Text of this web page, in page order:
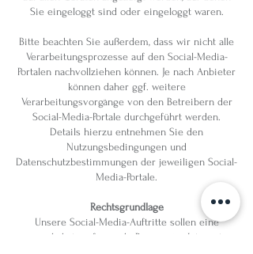
Sie eingeloggt sind oder eingeloggt waren.
Bitte beachten Sie außerdem, dass wir nicht alle
Verarbeitungsprozesse auf den Social-Media-
Portalen nachvollziehen können. Je nach Anbieter
können daher ggf. weitere
Verarbeitungsvorgänge von den Betreibern der
Social-Media-Portale durchgeführt werden.
Details hierzu entnehmen Sie den
Nutzungsbedingungen und
Datenschutzbestimmungen der jeweiligen Social-
Media-Portale.
Rechtsgrundlage
Unsere Social-Media-Auftritte sollen eine
möglichst umfassende Präsenz im Internet